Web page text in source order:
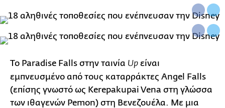
Το Paradise Falls στην ταινία Up είναι
εμπνευσμένο από τους καταρράκτες Angel Falls
(επίσης γνωστό ως Kerepakupai Vena στη γλώσσα
των ιθαγενών Pemon) στη Βενεζουέλα. Με μια